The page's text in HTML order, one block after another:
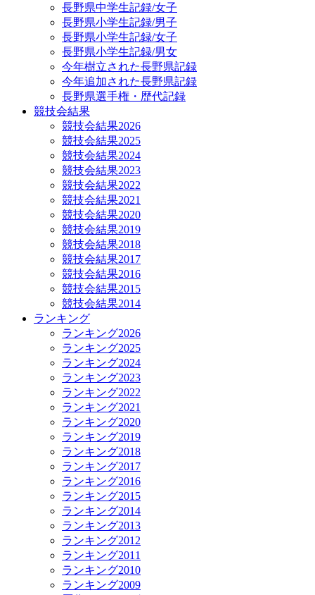
長野県中学生記録/女子
長野県小学生記録/男子
長野県小学生記録/女子
長野県小学生記録/男女
今年樹立された長野県記録
今年追加された長野県記録
長野県選手権・歴代記録
競技会結果
競技会結果2026
競技会結果2025
競技会結果2024
競技会結果2023
競技会結果2022
競技会結果2021
競技会結果2020
競技会結果2019
競技会結果2018
競技会結果2017
競技会結果2016
競技会結果2015
競技会結果2014
ランキング
ランキング2026
ランキング2025
ランキング2024
ランキング2023
ランキング2022
ランキング2021
ランキング2020
ランキング2019
ランキング2018
ランキング2017
ランキング2016
ランキング2015
ランキング2014
ランキング2013
ランキング2012
ランキング2011
ランキング2010
ランキング2009